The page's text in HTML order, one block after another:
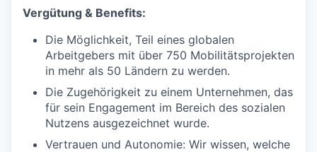
Vergütung & Benefits:
Die Möglichkeit, Teil eines globalen
Arbeitgebers mit über 750 Mobilitätsprojekten
in mehr als 50 Ländern zu werden.
Die Zugehörigkeit zu einem Unternehmen, das
für sein Engagement im Bereich des sozialen
Nutzens ausgezeichnet wurde.
Vertrauen und Autonomie: Wir wissen, welche